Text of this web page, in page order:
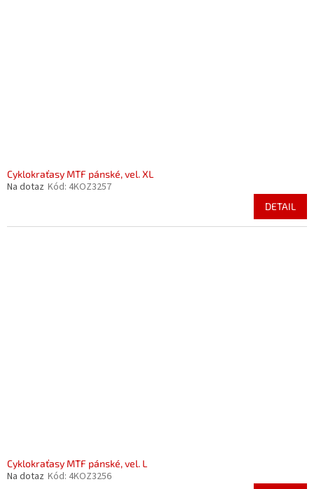
Cyklokraťasy MTF pánské, vel. XL
Na dotaz Kód: 4KOZ3257
DETAIL
Cyklokraťasy MTF pánské, vel. L
Na dotaz Kód: 4KOZ3256